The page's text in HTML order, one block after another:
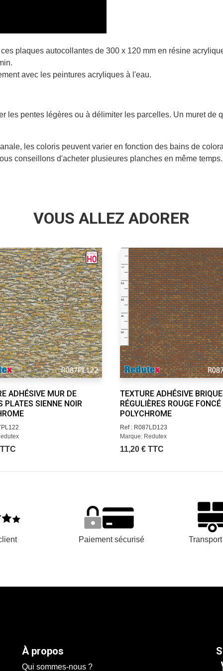
plaques autocollantes de 300 x 120 mm en résine
avec les peintures acryliques à l'eau.
les pentes légères ou à délimiter les parcelles. Un muret de
les coloris peuvent varier en fonction des bains de
conseillons d'acheter plusieures planches en même
VOUS ALLEZ ADORER
ADHÉSIVE MUR DE
PLATES SIENNE NOIR
TEXTURE ADHÉSIVE
RÉGULIÈRES ROUGE FONCÉ
POLYCHROME
Ref : R087LD123
Marque: Redutex
11,20 € TTC
Paiement sécurisé
À propos
Qui sommes-nous ?